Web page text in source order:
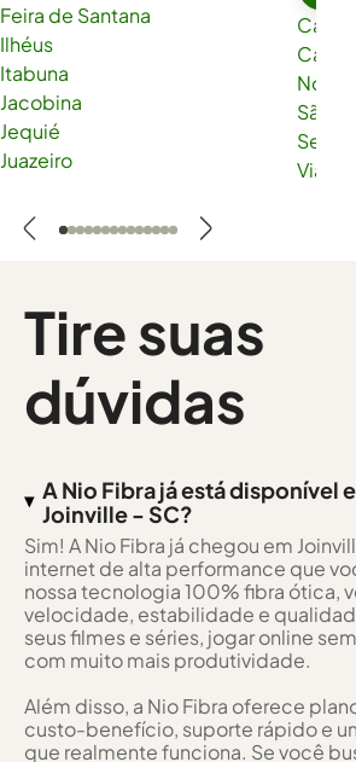
Feira de Santana
Ilhéus
Itabuna
Jacobina
Jequié
Juazeiro
Nova
São
Serra
Viana
Tire suas
dúvidas
A Nio Fibra já está disponível
Joinville - SC?
Sim! A Nio Fibra já chegou em
internet de alta performance que
nossa tecnologia 100% fibra ótica,
velocidade, estabilidade e
seus filmes e séries, jogar online
com muito mais produtividade.
Além disso, a Nio Fibra oferece
custo-benefício, suporte rápido e
que realmente funciona. Se você